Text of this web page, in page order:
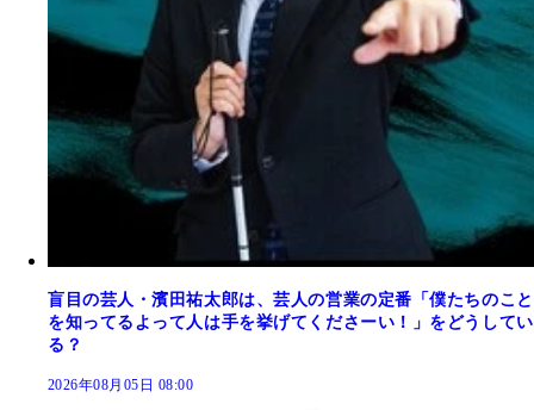
盲目の芸人・濱田祐太郎は、芸人の営業の定番「僕たちのこと
を知ってるよって人は手を挙げてくださーい！」をどうしてい
る？
2026年08月05日 08:00